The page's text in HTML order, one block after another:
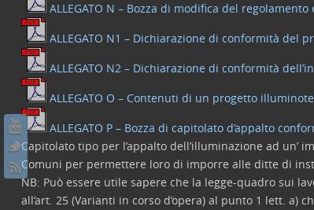
ALLEGATO N – Bozza di modifica del
ALLEGATO N1 – Dichiarazione di conformità del
ALLEGATO N2 – Dichiarazione di conformità
ALLEGATO O – Contenuti di un progetto
ALLEGATO P – Bozza di capitolato d’appalto
Capitolato tipo per l’appalto dell’illuminazione ad
Comuni per permettere loro di imporre alle ditte di
NB: Può essere utile sapere che la legge-quadro sui
all’art. 25 (Varianti in corso d’opera) al punto 1 lett.